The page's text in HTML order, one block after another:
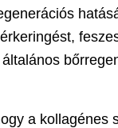
a kollagénes